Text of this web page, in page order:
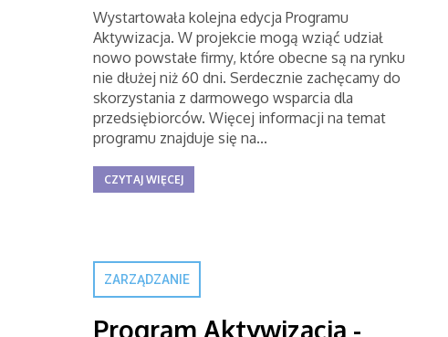
Wystartowała kolejna edycja Programu
Aktywizacja. W projekcie mogą wziąć udział
nowo powstałe firmy, które obecne są na rynku
nie dłużej niż 60 dni. Serdecznie zachęcamy do
skorzystania z darmowego wsparcia dla
przedsiębiorców. Więcej informacji na temat
programu znajduje się na...
CZYTAJ WIĘCEJ
ZARZĄDZANIE
Program Aktywizacja -